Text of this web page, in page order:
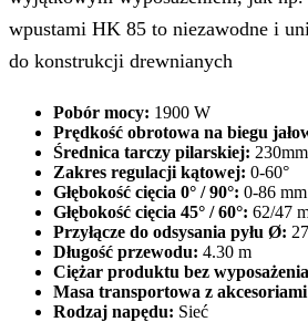
wpustami HK 85 to niezawodne i
do konstrukcji drewnianych
Pobór mocy: 1900 W
Prędkość obrotowa na biegu
Średnica tarczy pilarskiej: 230mm
Zakres regulacji kątowej: 0-60°
Głębokość cięcia 0° / 90°: 0-86 mm
Głębokość cięcia 45° / 60°: 62/47
Przyłącze do odsysania pyłu Ø:
Długość przewodu: 4.30 m
Ciężar produktu bez
Masa transportowa z
Rodzaj napędu: Sieć